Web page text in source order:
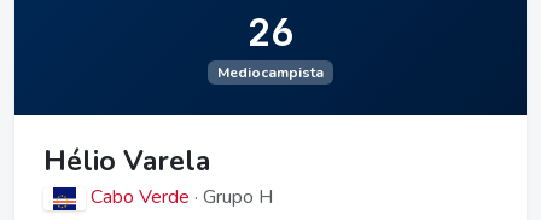
26
Mediocampista
Hélio Varela
Cabo Verde · Grupo H